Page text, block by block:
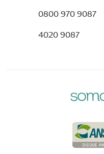
0800 970 9087
4020 9087